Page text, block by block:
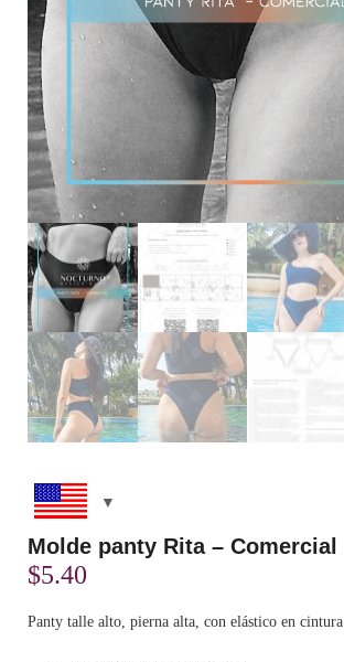
Molde panty Rita – Comercial
$5.40
Panty talle alto, pierna alta, con elástico en cintura